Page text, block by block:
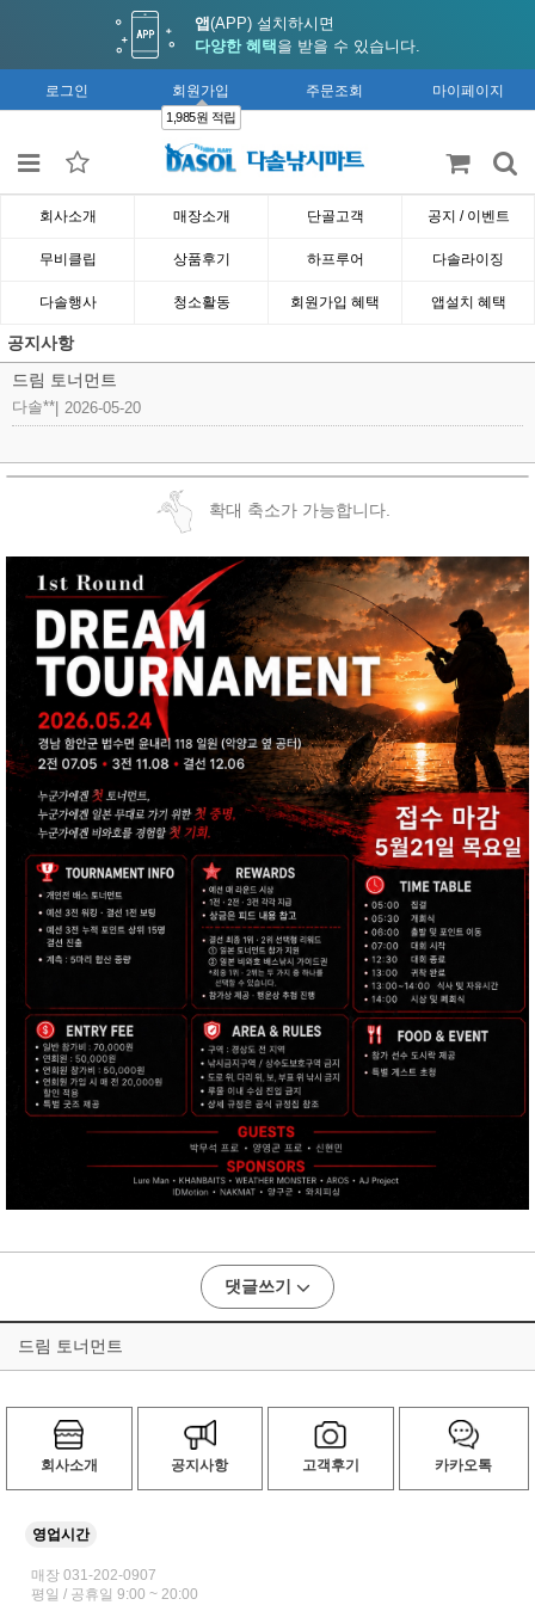
앱(APP) 설치하시면
다양한 혜택 을 받을 수 있습니다.
로그인 회원가입
1,985원 적립
주문조회 마이페이지
회사소개 매장소개 단골고객 공지 / 이벤트
무비클립 상품후기 하프루어 다솔라이징
다솔행사 청소활동 회원가입 혜택 앱설치 혜택
공지사항
드림 토너먼트
다솔** 2026-05-20
확대 축소가 가능합니다.
댓글쓰기
드림 토너먼트
회사소개 공지사항 고객후기 카카오톡
영업시간
매장 031-202-0907
평일 / 공휴일 9:00 ~ 20:00